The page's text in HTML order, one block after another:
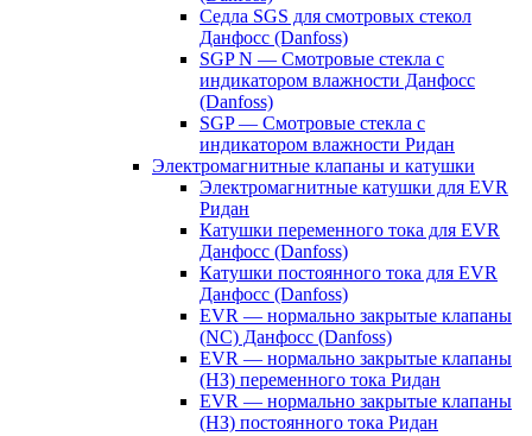
Седла SGS для смотровых стекол
Данфосс (Danfoss)
SGP N — Смотровые стекла с
индикатором влажности Данфосс
(Danfoss)
SGP — Смотровые стекла с
индикатором влажности Ридан
Электромагнитные клапаны и катушки
Электромагнитные катушки для EVR
Ридан
Катушки переменного тока для EVR
Данфосс (Danfoss)
Катушки постоянного тока для EVR
Данфосс (Danfoss)
EVR — нормально закрытые клапаны
(NC) Данфосс (Danfoss)
EVR — нормально закрытые клапаны
(НЗ) переменного тока Ридан
EVR — нормально закрытые клапаны
(НЗ) постоянного тока Ридан